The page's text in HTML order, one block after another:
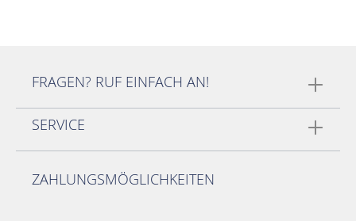
FRAGEN? RUF EINFACH AN!
SERVICE
ZAHLUNGSMÖGLICHKEITEN